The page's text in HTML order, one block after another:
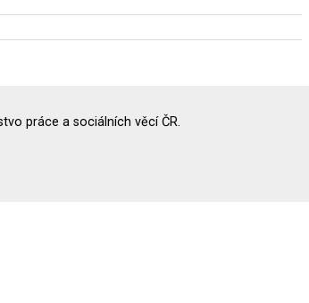
práce a sociálních věcí ČR.